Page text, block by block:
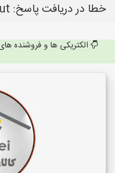
خطا در دریافت پاسخ: The operation has timed out
الکتریکی ها و فروشنده